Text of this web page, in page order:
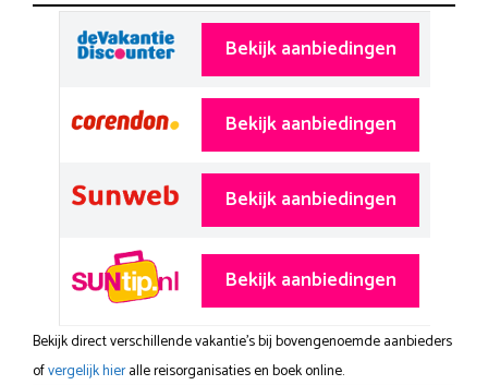
Bekijk aanbiedingen
Bekijk aanbiedingen
Bekijk aanbiedingen
Bekijk aanbiedingen
Bekijk direct verschillende vakantie's bij bovengenoemde aanbieders
ofvergelijk hieralle reisorganisaties en boek online.